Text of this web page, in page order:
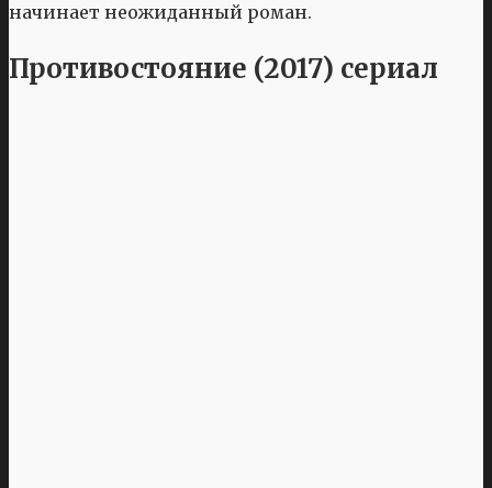
начинает неожиданный роман.
Противостояние (2017) сериал